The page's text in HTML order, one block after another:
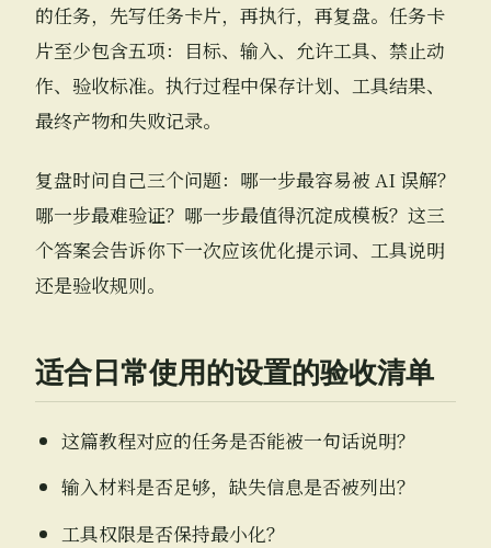
的任务，先写任务卡片，再执行，再复盘。任务卡
片至少包含五项：目标、输入、允许工具、禁止动
作、验收标准。执行过程中保存计划、工具结果、
最终产物和失败记录。
复盘时问自己三个问题：哪一步最容易被 AI 误解？
哪一步最难验证？哪一步最值得沉淀成模板？这三
个答案会告诉你下一次应该优化提示词、工具说明
还是验收规则。
适合日常使用的设置的验收清单
这篇教程对应的任务是否能被一句话说明？
输入材料是否足够，缺失信息是否被列出？
工具权限是否保持最小化？